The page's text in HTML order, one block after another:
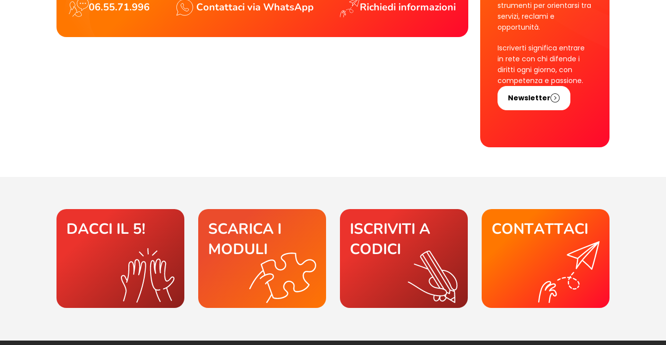
06.55.71.996 Contattaci via WhatsApp Richiedi informazioni
strumenti per orientarsi tra
servizi, reclami e
opportunità.
Iscriverti significa entrare
in rete con chi difende i
diritti ogni giorno, con
competenza e passione.
Newsletter
DACCI IL 5!
SCARICA I
MODULI
ISCRIVITI A
CODICI
CONTATTACI